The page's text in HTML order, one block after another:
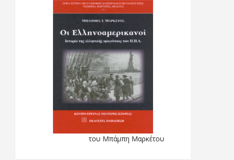
του Μπάμπη Μαρκέτου